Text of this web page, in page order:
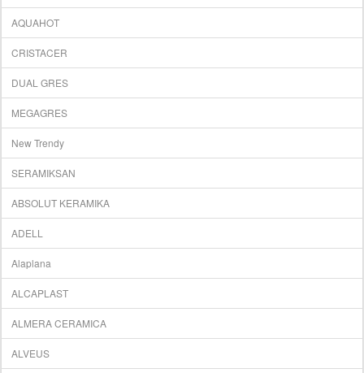
AQUAHOT
CRISTACER
DUAL GRES
MEGAGRES
New Trendy
SERAMIKSAN
ABSOLUT KERAMIKA
ADELL
Alaplana
ALCAPLAST
ALMERA CERAMICA
ALVEUS